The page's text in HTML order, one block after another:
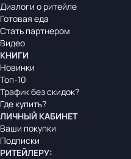
Диалоги о ритейле
Готовая еда
Стать партнером
Видео
КНИГИ
Новинки
Топ-10
Трафик без скидок?
Где купить?
ЛИЧНЫЙ КАБИНЕТ
Ваши покупки
Подписки
РИТЕЙЛЕРУ: